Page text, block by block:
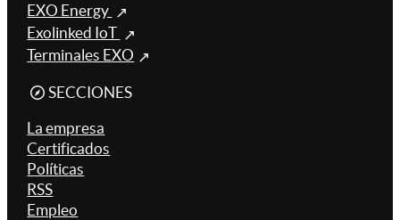
EXO Energy
Exolinked IoT
Terminales EXO
SECCIONES
La empresa
Certificados
Políticas
RSS
Empleo